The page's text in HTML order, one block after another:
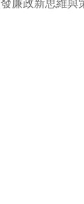
廉政新思維與